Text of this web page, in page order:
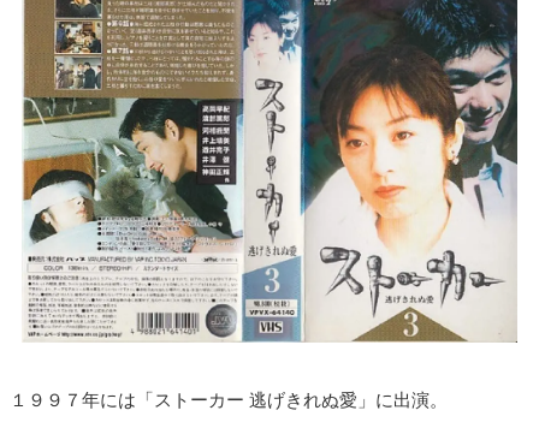
１９９７年には「ストーカー 逃げきれぬ愛」に出演。